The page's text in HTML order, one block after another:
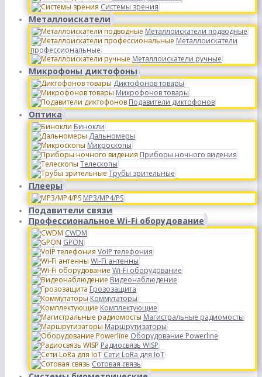
Системы зрения
Металлоискатели
Металлоискатели подводные
Металлоискатели
профессиональные
Металлоискатели ручные
Микрофоны диктофоны
Диктофонов товары
Микрофонов товары
Подавители диктофонов
Оптика
Бинокли
Дальномеры
Микроскопы
Приборы ночного видения
Телескопы
Трубы зрительные
Плееры
MP3/MP4/PS
Подавители связи
Профессиональное Wi-Fi оборудование
CWDM
GPON
VoIP телефония
Wi-Fi антенны
Wi-Fi оборудование
Видеонаблюдение
Грозозащита
Коммутаторы
Комплектующие
Магистральные радиомосты
Маршрутизаторы
Оборудование Powerline
Радиосвязь WISP
Сети LoRa для IoT
Сотовая связь